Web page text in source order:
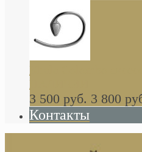
Khala Colombo
НАЛИЧИИ
3 500 руб. 3 800
Контакты